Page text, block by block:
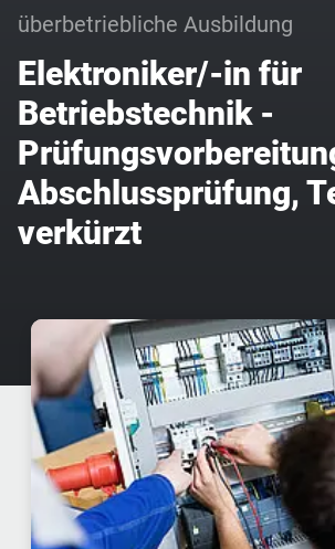
überbetriebliche Ausbildung
Elektroniker/-in für
Betriebstechnik -
Abschlussprüfung,
verkürzt